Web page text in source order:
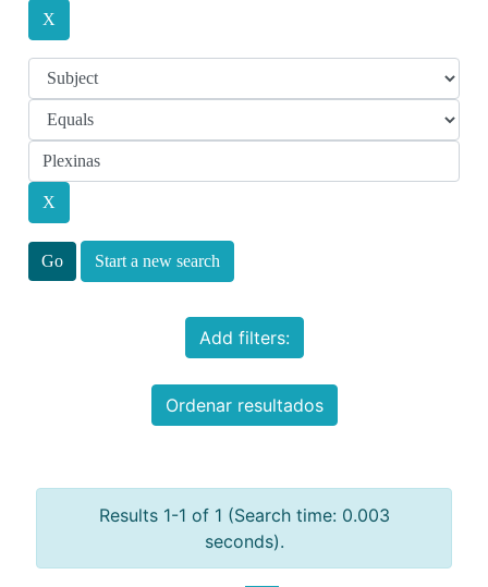
Start a new search
Add filters:
Ordenar resultados
Results 1-1 of 1 (Search time: 0.003
seconds).